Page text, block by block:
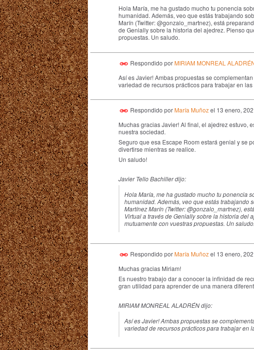
Hola María, me ha gustado mucho tu ponencia
humanidad. Además, veo que estás trabajando
Marín (Twitter:@gonzalo_martnez), está
de Genially sobre la historia del ajedrez. Pienso
propuestas. Un saludo.
Respondido por MIRIAM MONREAL
Así es Javier! Ambas propuestas se
variedad de recursos prácticos para trabajar en las
Respondido por María Muñozel 13 enero,
Muchas gracias Javier! Al final, el ajedrez estuvo,
nuestra sociedad.
Seguro que esa Escape Room estará genial y se
divertirse mientras se realice.
Un saludo!
Javier Tello Bachiller dijo:
Hola María, me ha gustado mucho tu ponencia
humanidad. Además, veo que estás trabajando
Martínez Marín (Twitter:@gonzalo_martnez),
Virtual a través de Genially sobre la historia del
mutuamente con vuestras propuestas. Un saludo.
Respondido por María Muñozel 13 enero,
Muchas gracias Miriam!
Es nuestro trabajo dar a conocer la infinidad de
gran utilidad para aprender de una manera
MIRIAM MONREAL ALADRÉN dijo:
Así es Javier! Ambas propuestas se
variedad de recursos prácticos para trabajar en